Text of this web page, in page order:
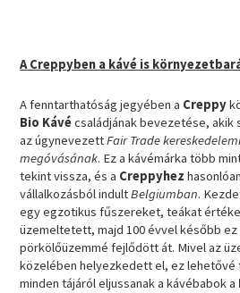
A Creppyben a kávé is
A fenntarthatóság jegyében a Creppy
Bio Kávécsaládjának bevezetése,
az úgynevezettFair Trade
megóvásának. Ez a kávémárka több
tekint vissza, és a Creppyhez
vállalkozásból indultBelgiumban.
egy egzotikus fűszereket, teákat
üzemeltetett, majd 100 évvel később ez
pörkölőüzemmé fejlődött át. Mivel az
közelében helyezkedett el, ez lehetővé
minden tájáról eljussanak a kávébabok a